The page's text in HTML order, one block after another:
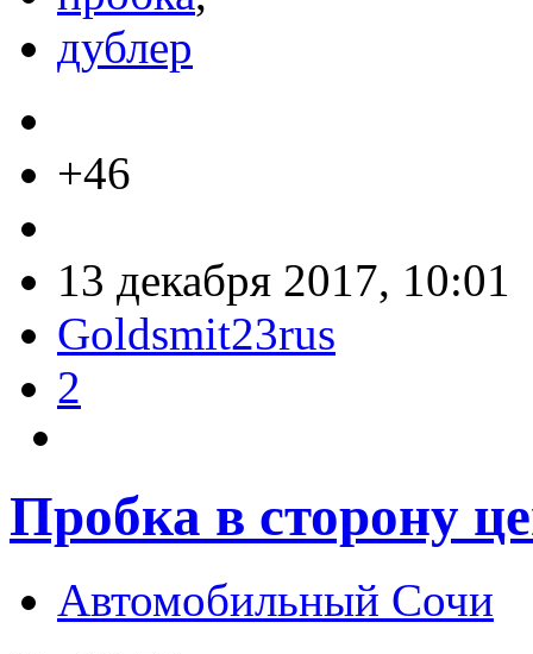
дублер
+46
13 декабря 2017, 10:01
Goldsmit23rus
2
Пробка в сторону
Автомобильный Сочи